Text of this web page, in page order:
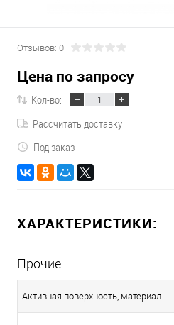
Отзывов: 0
Цена по запросу
Кол-во:
Рассчитать доставку
Под заказ
ХАРАКТЕРИСТИКИ:
Прочие
Активная поверхность, материал